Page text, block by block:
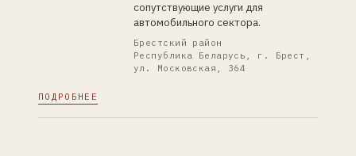
сопутствующие услуги для
автомобильного сектора.
Брестский район
Республика Беларусь, г. Брест,
ул. Московская, 364
ПОДРОБНЕЕ